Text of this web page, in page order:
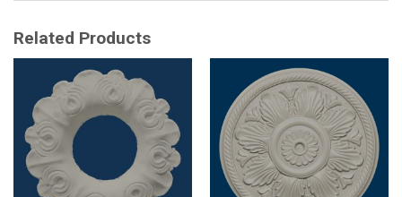
Related Products